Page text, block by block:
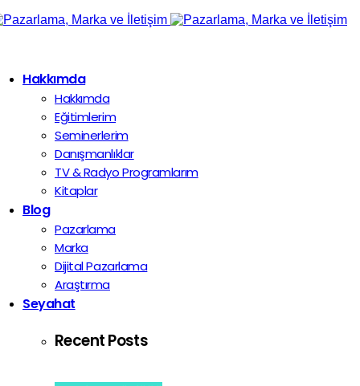
Hakkımda
Hakkımda
Eğitimlerim
Seminerlerim
Danışmanlıklar
TV & Radyo Programlarım
Kitaplar
Blog
Pazarlama
Marka
Dijital Pazarlama
Araştırma
Seyahat
Recent Posts